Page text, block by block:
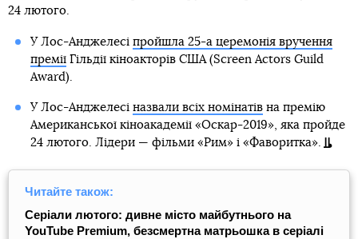
24 лютого.
У Лос-Анджелесі пройшла 25-а церемонія вручення
преміїГільдії кіноакторів США (Screen Actors Guild
Award).
У Лос-Анджелесі назвали всіх номінатівна премію
Американської кіноакадемії «Оскар-2019», яка пройде
24 лютого. Лідери — фільми «Рим» і «Фаворитка».
Читайте також:
Серіали лютого: дивне місто майбутнього на
YouTube Premium, безсмертна матрьошка в серіалі